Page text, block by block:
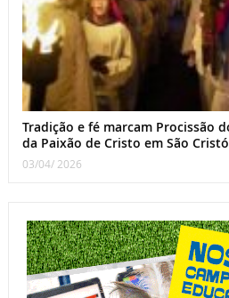
Tradição e fé marcam Procissão
da Paixão de Cristo em São
03/04/ 2026